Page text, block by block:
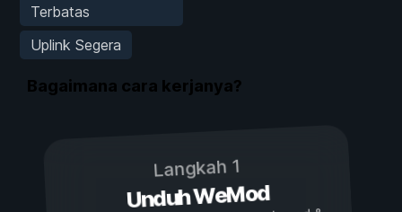
Terbatas
Uplink Segera
Bagaimana cara kerjanya?
Langkah 1
Unduh WeMod